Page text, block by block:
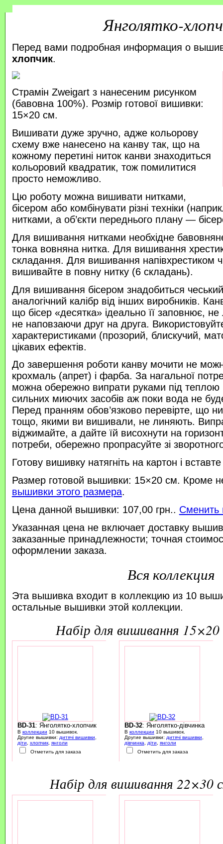
Янголятко-
Перед вами подробная информация о
хлопчик.
Страмін Zweigart з нанесеним рисунком
(бавовна 100%). Розмір готової вишивки:
15×20 см.
Вишивати дуже зручно, адже кольорову
схему вже нанесено на канву так, що на
кожному перетині ниток канви знаходиться
кольоровий квадратик, тож помилитися
просто неможливо.
Цю роботу можна вишивати нитками,
бісером або комбінувати різні техніки
нитками, а об’єкти переднього плану —
Для вишивання нитками необхідне
тонка вовняна нитка. Для вишивання
складання. Для вишивання напівхрестиком
вишивайте в повну нитку (6 складань).
Для вишивання бісером знадобиться
аналогічний калібр від інших виробників.
що бісер «десятка» ідеально її заповнює,
не наповзаючи друг на друга.
характеристиками (прозорий, блискучий,
цікавих ефектів.
До завершення роботи канву мочити не
крохмаль (апрет) і фарба. За нагальної
можна обережно випрати руками під
сильних миючих засобів аж поки вода не
Перед пранням обов’язково перевірте, що
тощо, якими ви вишивали, не линяють.
віджимайте, а дайте їй висохнути на
потреби, обережно пропрасуйте зі
Готову вишивку натягніть на картон і
Размер готовой вышивки: 15×20 см. Кроме
вышивки этого размера.
Цена данной вышивки: 107,00 грн.. Сменить
Указанная цена не включает доставку
заказанные принадлежности; точная
оформлении заказа.
Вся коллекция
Эта вышивка входит в коллекцию из 10
остальные вышивки этой коллекции.
набір для вишивання 15×20
BD-31: Янголятко-хлопчик
В коллекции 10 вышивок.
Другие вышивки: дитячі вишивки,
діти, хлопчик, янголи
Отметить для заказа
BD-32: Янголятко-дівчинка
В коллекции 10 вышивок.
Другие вышивки: дитячі вишивки,
дівчинка, діти, янголи
Отметить для заказа
набір для вишивання